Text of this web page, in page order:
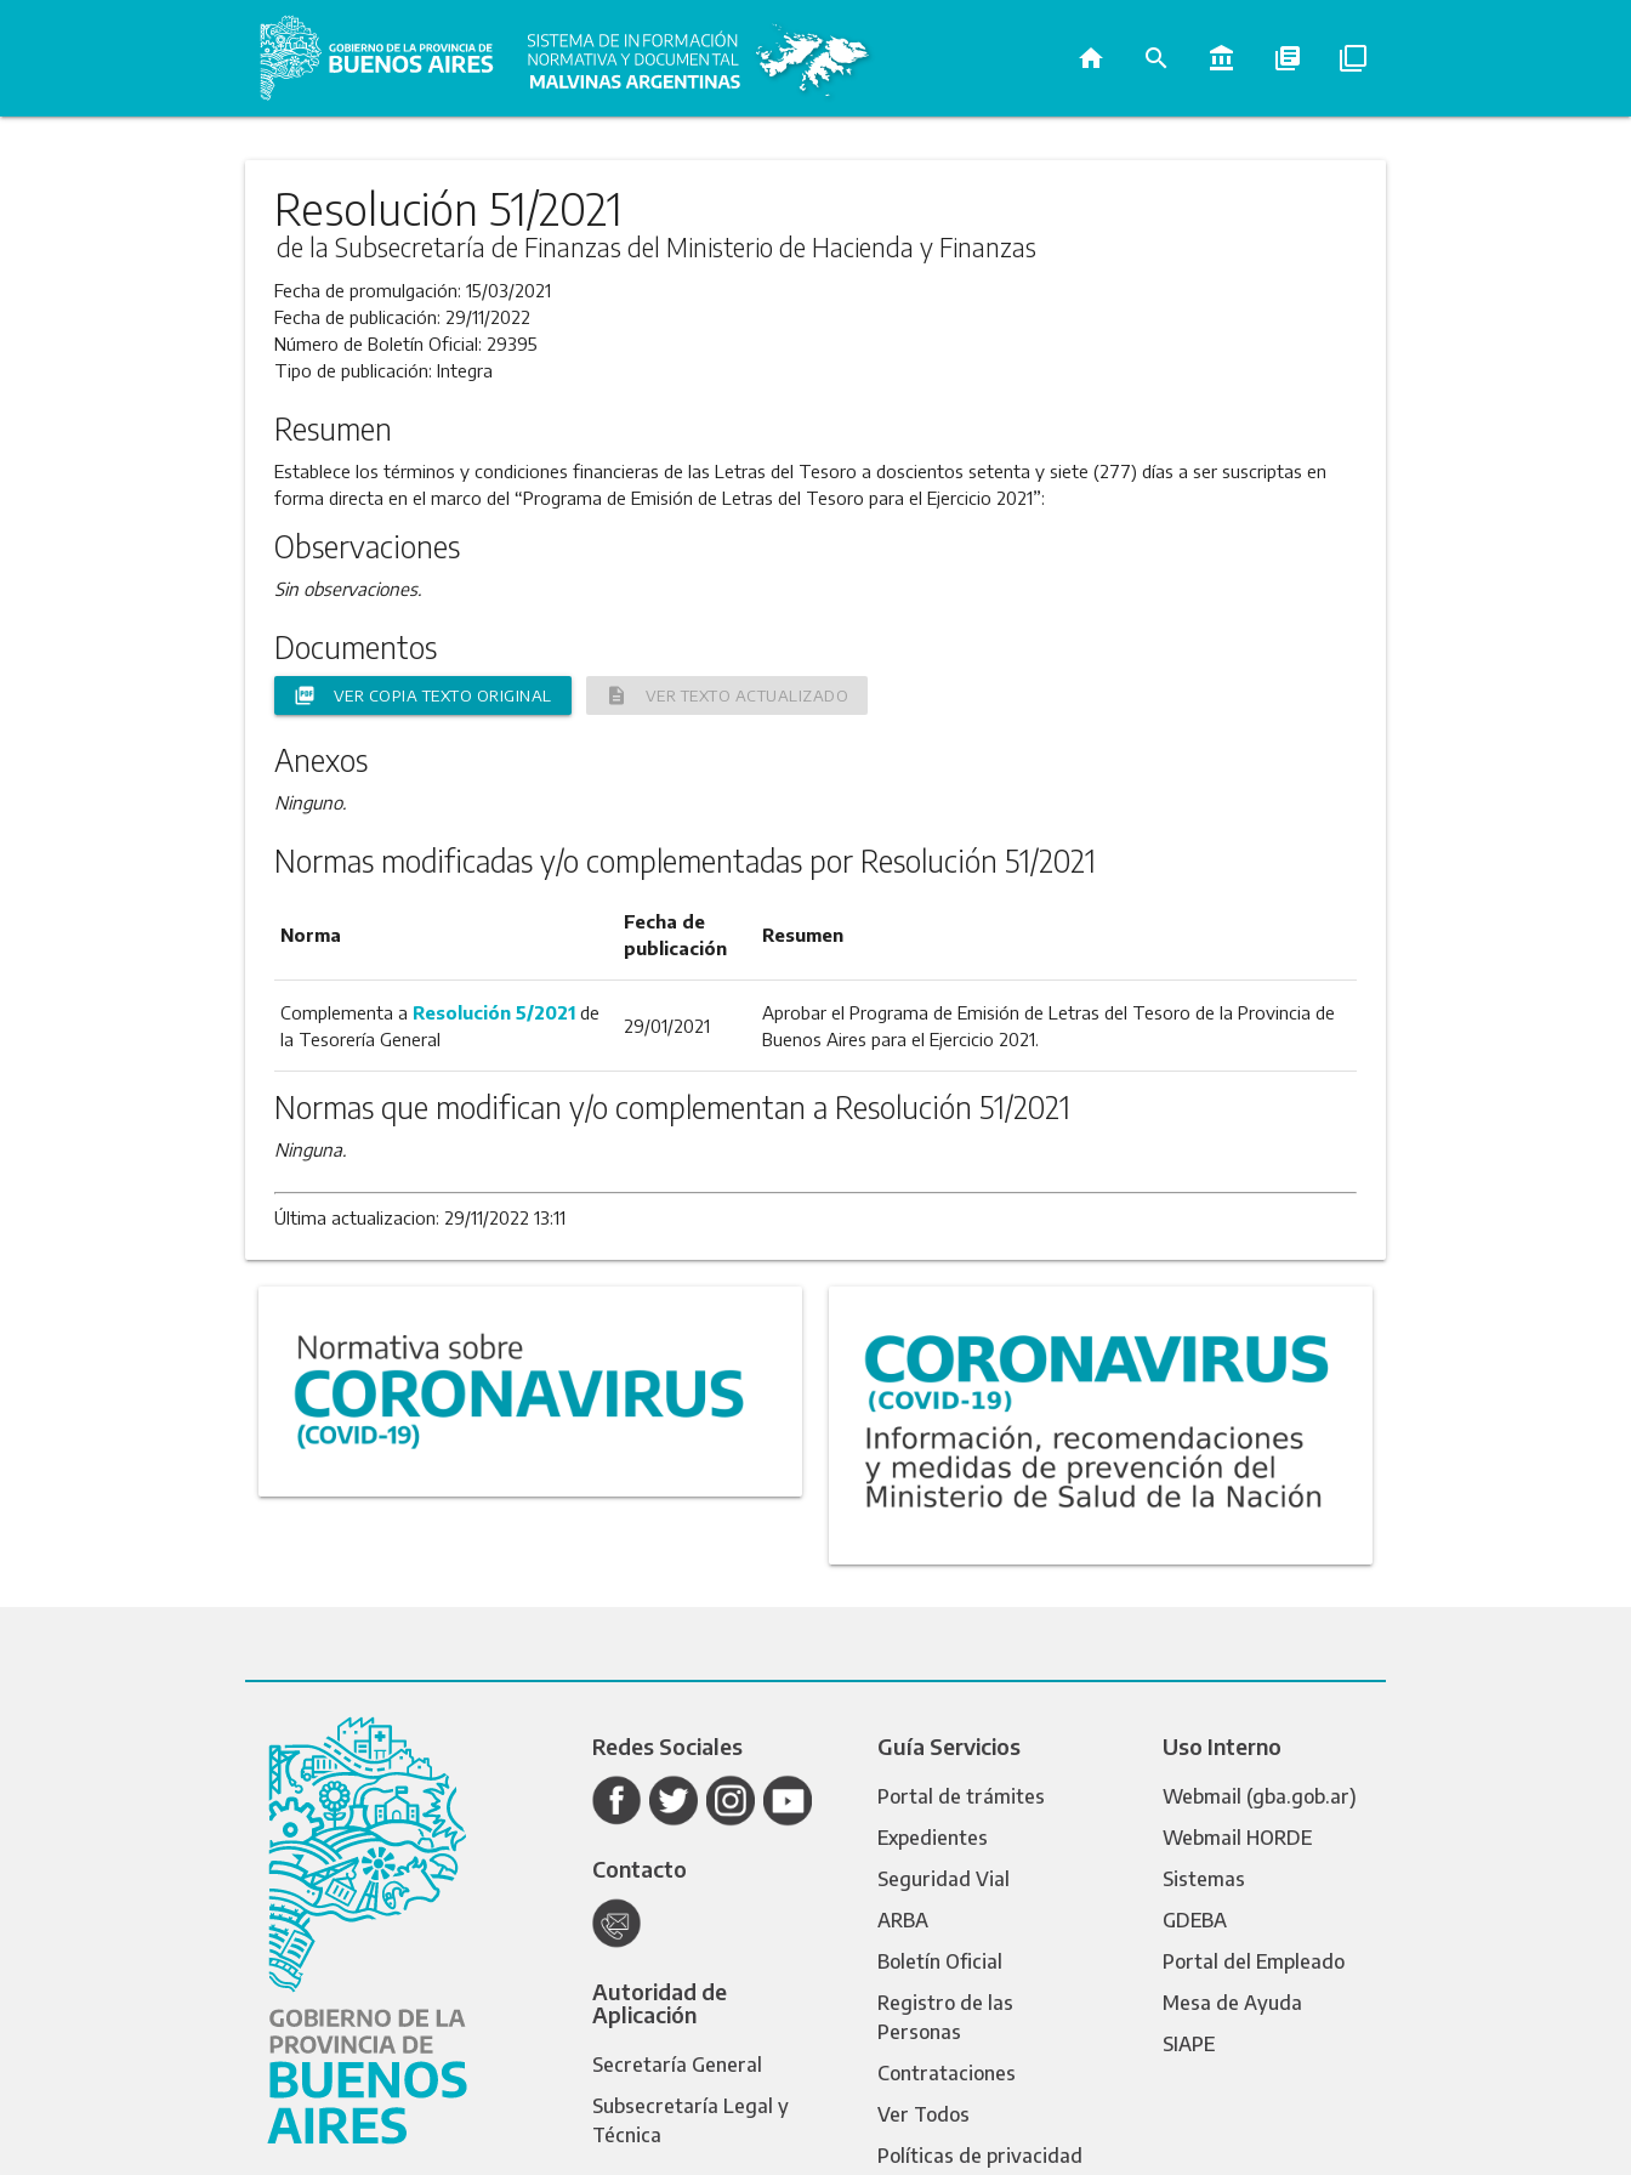
home search account_balance library_books filter_none
Resolución 51/2021
de la Subsecretaría de Finanzas del Ministerio de Hacienda y Finanzas
Fecha de promulgación: 15/03/2021
Fecha de publicación: 29/11/2022
Número de Boletín Oficial: 29395
Tipo de publicación: Integra
Resumen
Establece los términos y condiciones financieras de las Letras del Tesoro a doscientos setenta y siete (277) días a ser suscriptas en
forma directa en el marco del “Programa de Emisión de Letras del Tesoro para el Ejercicio 2021”:
Observaciones
Sin observaciones.
Documentos
picture_as_pdf VER COPIA TEXTO ORIGINAL description VER TEXTO ACTUALIZADO
Anexos
Ninguno.
Normas modificadas y/o complementadas por Resolución 51/2021
Norma
Fecha de
publicación
Resumen
Complementa a Resolución 5/2021de
la Tesorería General
29/01/2021
Aprobar el Programa de Emisión de Letras del Tesoro de la Provincia de
Buenos Aires para el Ejercicio 2021.
Normas que modifican y/o complementan a Resolución 51/2021
Ninguna.
Última actualizacion: 29/11/2022 13:11
Redes Sociales
Contacto
Autoridad de
Aplicación
Secretaría General
Subsecretaría Legal y
Técnica
Guía Servicios
Portal de trámites
Expedientes
Seguridad Vial
ARBA
Boletín Oficial
Registro de las
Personas
Contrataciones
Ver Todos
Políticas de privacidad
Uso Interno
Webmail (gba.gob.ar)
Webmail HORDE
Sistemas
GDEBA
Portal del Empleado
Mesa de Ayuda
SIAPE